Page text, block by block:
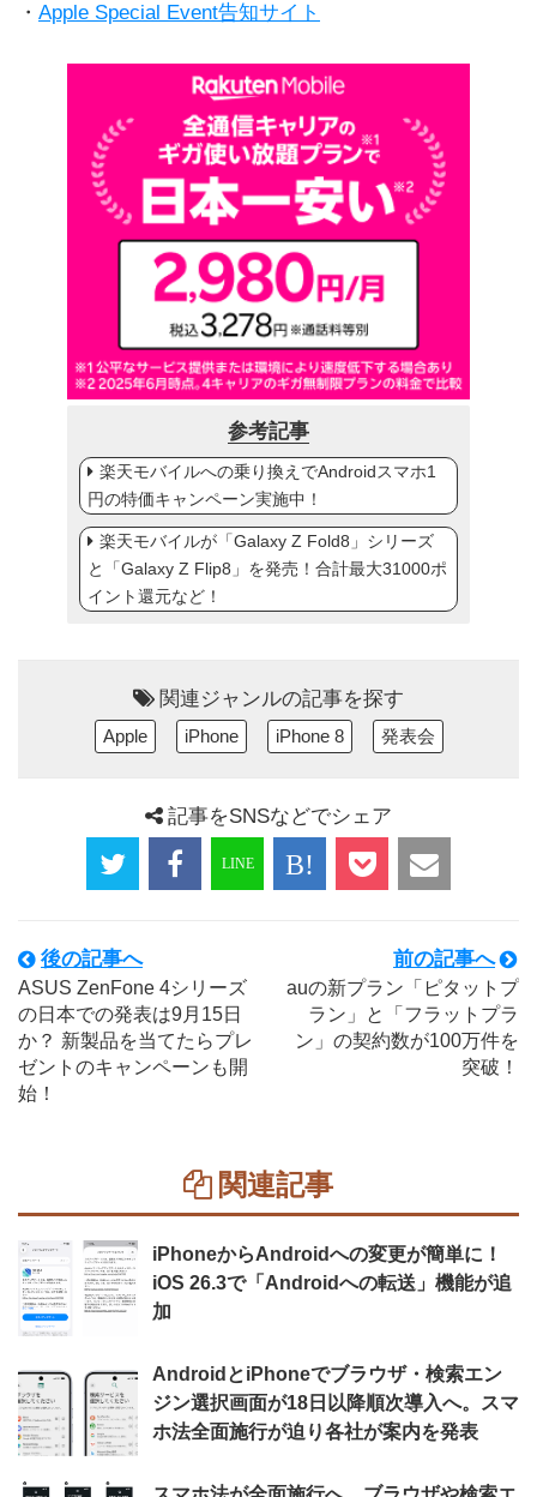
・ Apple Special Event告知サイト
参考記事
楽天モバイルへの乗り換えでAndroidスマホ1
円の特価キャンペーン実施中！
楽天モバイルが「Galaxy Z Fold8」シリーズ
と「Galaxy Z Flip8」を発売！合計最大31000ポ
イント還元など！
関連ジャンルの記事を探す
Apple iPhone iPhone 8 発表会
記事をSNSなどでシェア
後の記事へ
ASUS ZenFone 4シリーズ
の日本での発表は9月15日
か？ 新製品を当てたらプレ
ゼントのキャンペーンも開
始！
前の記事へ
auの新プラン「ピタットプ
ラン」と「フラットプラ
ン」の契約数が100万件を
突破！
関連記事
iPhoneからAndroidへの変更が簡単に！
iOS 26.3で「Androidへの転送」機能が追
加
AndroidとiPhoneでブラウザ・検索エン
ジン選択画面が18日以降順次導入へ。スマ
ホ法全面施行が迫り各社が案内を発表